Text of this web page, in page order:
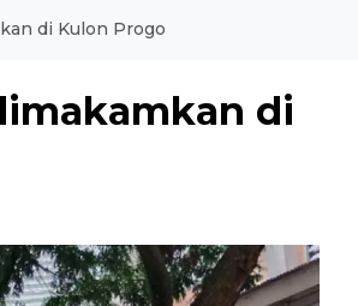
di Kulon Progo
di